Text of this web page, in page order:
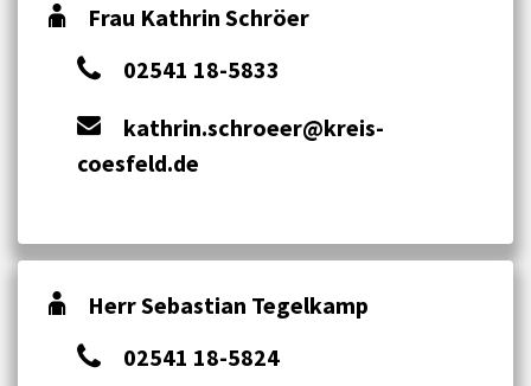
Frau Kathrin Schröer
02541 18-5833
kathrin.schroeer@kreis-
coesfeld.de
Herr Sebastian Tegelkamp
02541 18-5824